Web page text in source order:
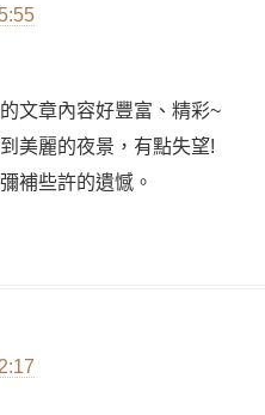
文章內容好豐富、精彩~
美麗的夜景，有點失望!
補些許的遺憾。